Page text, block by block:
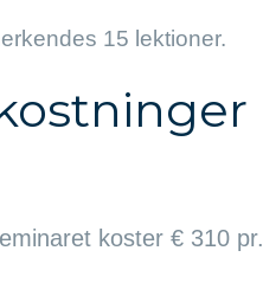
15 lektioner.
koster € 310